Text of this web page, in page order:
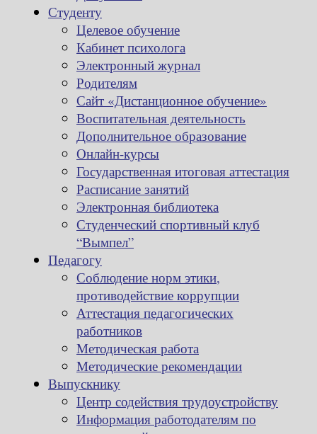
Студенту
Целевое обучение
Кабинет психолога
Электронный журнал
Родителям
Сайт «Дистанционное обучение»
Воспитательная деятельность
Дополнительное образование
Онлайн-курсы
Государственная итоговая аттестация
Расписание занятий
Электронная библиотека
Студенческий спортивный клуб
“Вымпел”
Педагогу
Соблюдение норм этики,
противодействие коррупции
Аттестация педагогических
работников
Методическая работа
Методические рекомендации
Выпускнику
Центр содействия трудоустройству
Информация работодателям по